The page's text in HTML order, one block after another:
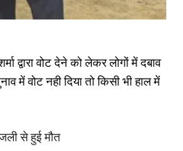
द्वारा वोट देने को लेकर लोगों में दबाव
में वोट नही दिया तो किसी भी हाल में
से हुई मौत